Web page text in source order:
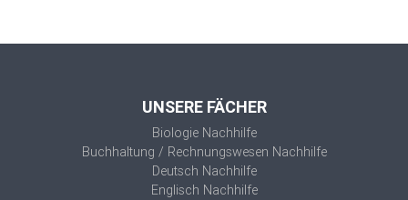
UNSERE FÄCHER
Biologie Nachhilfe
Buchhaltung / Rechnungswesen Nachhilfe
Deutsch Nachhilfe
Englisch Nachhilfe